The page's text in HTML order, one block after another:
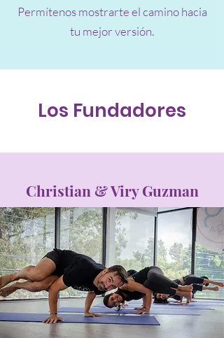
Permítenos mostrarte el camino hacia
tu mejor versión.
Los Fundadores
Christian & Viry Guzman